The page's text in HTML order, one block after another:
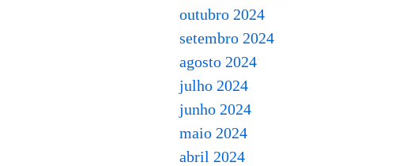
outubro 2024
setembro 2024
agosto 2024
julho 2024
junho 2024
maio 2024
abril 2024